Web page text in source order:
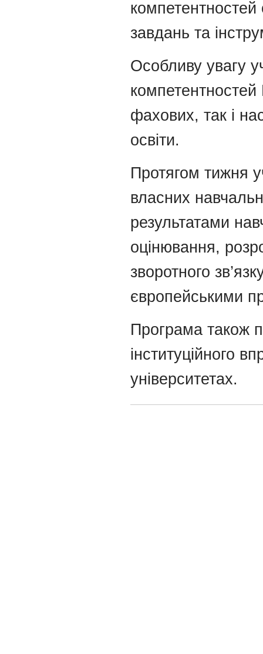
компетентностей
завдань та
Особливу увагу
фахових, так і
освіти.
Протягом тижня
власних
результатами
оцінювання,
зворотного
європейськими
Програма також
інституційного
університетах.